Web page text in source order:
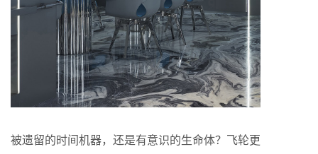
被遗留的时间机器，还是有意识的生命体？飞轮更